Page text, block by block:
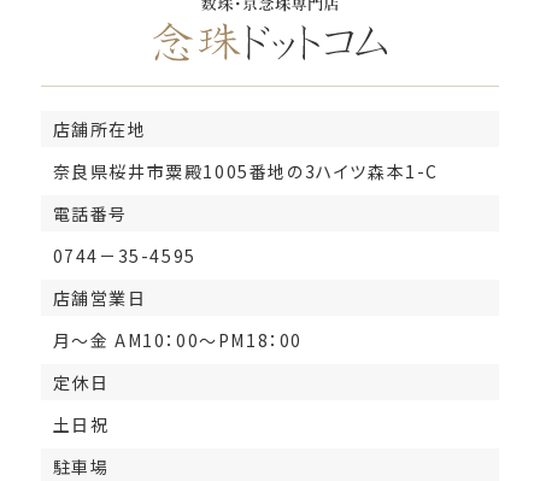
店舗所在地
奈良県桜井市粟殿1005番地の3ハイツ森本1-C
電話番号
0744－35-4595
店舗営業日
月～金 AM10：00～PM18：00
定休日
土日祝
駐車場